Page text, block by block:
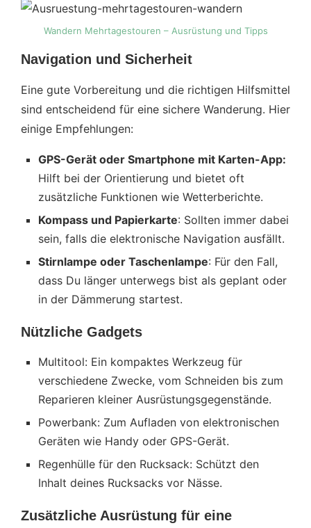
Wandern Mehrtagestouren – Ausrüstung und Tipps
Navigation und Sicherheit
Eine gute Vorbereitung und die richtigen Hilfsmittel
sind entscheidend für eine sichere Wanderung. Hier
einige Empfehlungen:
GPS-Gerät oder Smartphone mit Karten-App:
Hilft bei der Orientierung und bietet oft
zusätzliche Funktionen wie Wetterberichte.
Kompass und Papierkarte: Sollten immer dabei
sein, falls die elektronische Navigation ausfällt.
Stirnlampe oder Taschenlampe: Für den Fall,
dass Du länger unterwegs bist als geplant oder
in der Dämmerung startest.
Nützliche Gadgets
Multitool: Ein kompaktes Werkzeug für
verschiedene Zwecke, vom Schneiden bis zum
Reparieren kleiner Ausrüstungsgegenstände.
Powerbank: Zum Aufladen von elektronischen
Geräten wie Handy oder GPS-Gerät.
Regenhülle für den Rucksack: Schützt den
Inhalt deines Rucksacks vor Nässe.
Zusätzliche Ausrüstung für eine